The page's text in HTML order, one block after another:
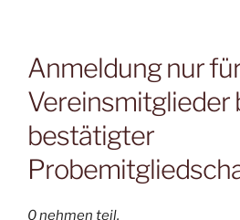
Anmeldung nur
Vereinsmitglieder
bestätigter
0 nehmen teil.